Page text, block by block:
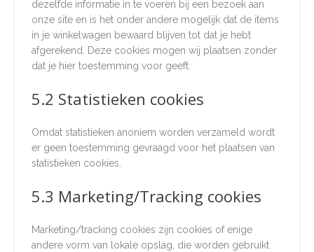
dezelfde informatie in te voeren bij een bezoek aan
onze site en is het onder andere mogelijk dat de items
in je winkelwagen bewaard blijven tot dat je hebt
afgerekend. Deze cookies mogen wij plaatsen zonder
dat je hier toestemming voor geeft.
5.2 Statistieken cookies
Omdat statistieken anoniem worden verzameld wordt
er geen toestemming gevraagd voor het plaatsen van
statistieken cookies.
5.3 Marketing/Tracking cookies
Marketing/tracking cookies zijn cookies of enige
andere vorm van lokale opslag, die worden gebruikt